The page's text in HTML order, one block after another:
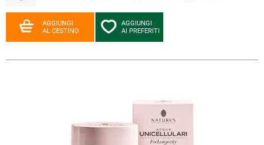
AGGIUNGI
AL CESTINO
AGGIUNGI
AI PREFERITI